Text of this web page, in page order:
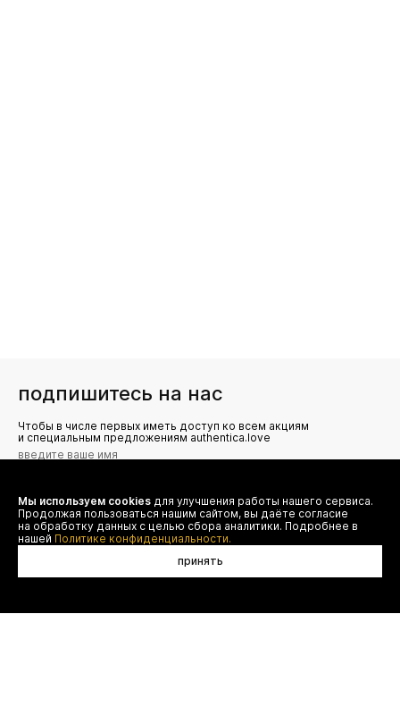
подпишитесь на нас
Чтобы в числе первых иметь доступ ко всем акциям
и специальным предложениям authentica.love
Я даю согласие на сбор, обработку и хранение моих
персональных данных (имя, email, телефон) для получения
рекламных и информационных рассылок от ООО 'БТ
Юнайтед', а также ознакомлен(а) с
Политикой конфиденциальности
Мы используем cookies для улучшения работы нашего сервиса.
Продолжая пользоваться нашим сайтом, вы даёте согласие
на обработку данных с целью сбора аналитики. Подробнее в
нашей Политике конфиденциальности.
принять